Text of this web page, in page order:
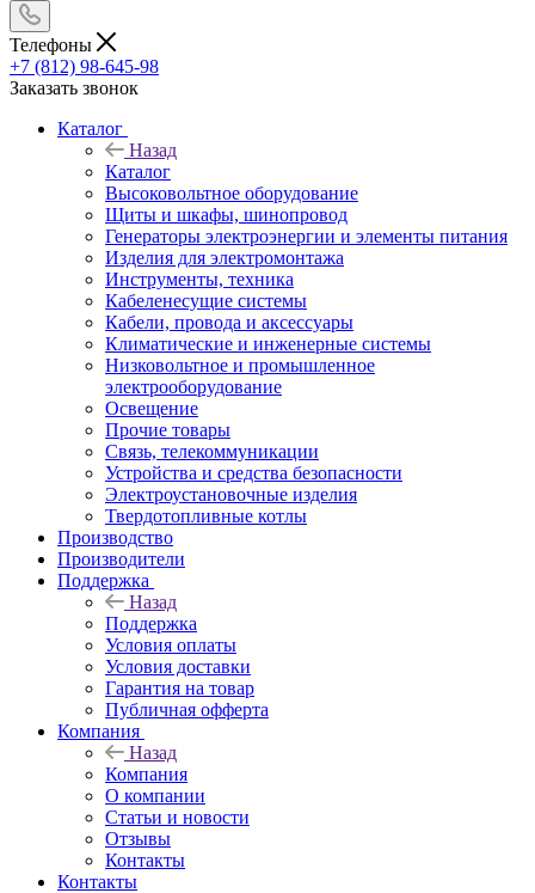
Телефоны
+7 (812) 98-645-98
Заказать звонок
Каталог
Назад
Каталог
Высоковольтное оборудование
Щиты и шкафы, шинопровод
Генераторы электроэнергии и элементы питания
Изделия для электромонтажа
Инструменты, техника
Кабеленесущие системы
Кабели, провода и аксессуары
Климатические и инженерные системы
Низковольтное и промышленное
электрооборудование
Освещение
Прочие товары
Связь, телекоммуникации
Устройства и средства безопасности
Электроустановочные изделия
Твердотопливные котлы
Производство
Производители
Поддержка
Назад
Поддержка
Условия оплаты
Условия доставки
Гарантия на товар
Публичная офферта
Компания
Назад
Компания
О компании
Статьи и новости
Отзывы
Контакты
Контакты